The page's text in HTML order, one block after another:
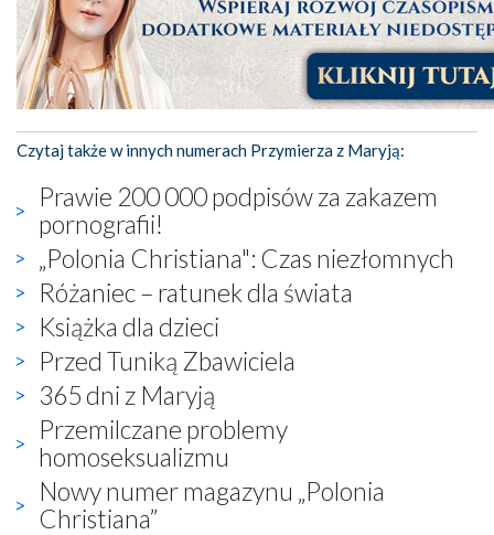
Czytaj także w innych numerach Przymierza z Maryją:
Prawie 200 000 podpisów za zakazem
pornografii!
„Polonia Christiana": Czas niezłomnych
Różaniec – ratunek dla świata
Książka dla dzieci
Przed Tuniką Zbawiciela
365 dni z Maryją
Przemilczane problemy
homoseksualizmu
Nowy numer magazynu „Polonia
Christiana”